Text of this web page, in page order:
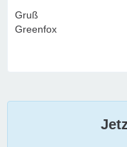
Gruß
Greenfox